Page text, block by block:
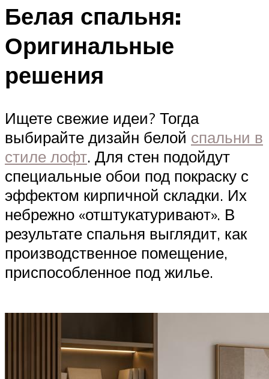
Белая спальня:
Оригинальные
решения
Ищете свежие идеи? Тогда
выбирайте дизайн белой спальни в
стиле лофт. Для стен подойдут
специальные обои под покраску с
эффектом кирпичной складки. Их
небрежно «отштукатуривают». В
результате спальня выглядит, как
производственное помещение,
приспособленное под жилье.